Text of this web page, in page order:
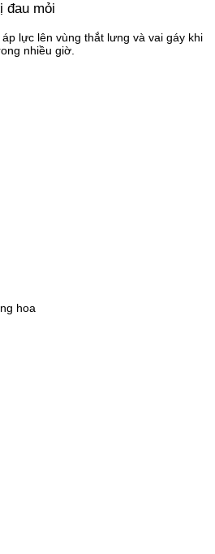
đau mỏi
lực lên vùng thắt lưng và vai gáy khi
nhiều giờ.
hoa